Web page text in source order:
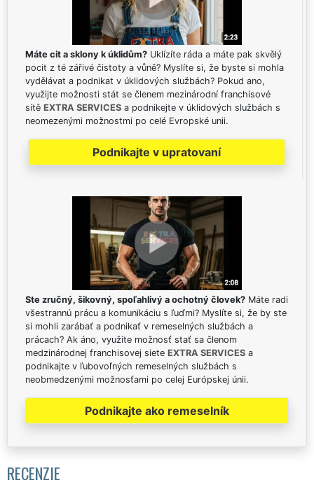
Máte cit a sklony k úklidům? Uklízíte ráda a máte pak skvělý
pocit z té zářivé čistoty a vůně? Myslíte si, že byste si mohla
vydělávat a podnikat v úklidových službách? Pokud ano,
využijte možnosti stát se členem mezinárodní franchisové
sítě EXTRA SERVICES a podnikejte v úklidových službách s
neomezenými možnostmi po celé Evropské unii.
Podnikajte v upratovaní
Ste zručný, šikovný, spoľahlivý a ochotný človek? Máte radi
všestrannú prácu a komunikáciu s ľuďmi? Myslíte si, že by ste
si mohli zarábať a podnikať v remeselných službách a
prácach? Ak áno, využite možnosť stať sa členom
medzinárodnej franchisovej siete EXTRA SERVICES a
podnikajte v ľubovoľných remeselných službách s
neobmedzenými možnosťami po celej Európskej únii.
Podnikajte ako remeselník
RECENZIE